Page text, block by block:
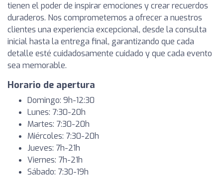
tienen el poder de inspirar emociones y crear recuerdos
duraderos. Nos comprometemos a ofrecer a nuestros
clientes una experiencia excepcional, desde la consulta
inicial hasta la entrega final, garantizando que cada
detalle esté cuidadosamente cuidado y que cada evento
sea memorable.
Horario de apertura
Domingo: 9h-12:30
Lunes: 7:30-20h
Martes: 7:30-20h
Miércoles: 7:30-20h
Jueves: 7h-21h
Viernes: 7h-21h
Sábado: 7:30-19h